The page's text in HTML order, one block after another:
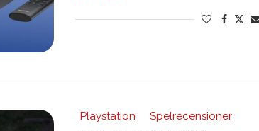
Playstation Spelrecensioner